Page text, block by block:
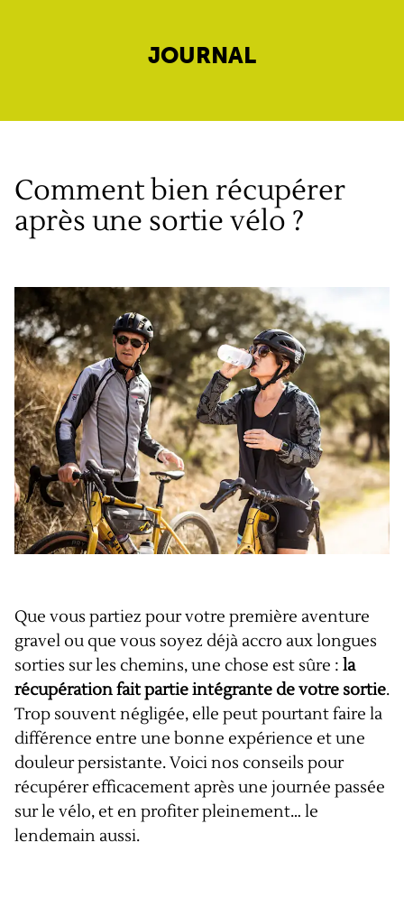
JOURNAL
Comment bien récupérer
après une sortie vélo ?
Que vous partiez pour votre première aventure
gravel ou que vous soyez déjà accro aux longues
sorties sur les chemins, une chose est sûre : la
récupération fait partie intégrante de votre sortie.
Trop souvent négligée, elle peut pourtant faire la
différence entre une bonne expérience et une
douleur persistante. Voici nos conseils pour
récupérer efficacement après une journée passée
sur le vélo, et en profiter pleinement… le
lendemain aussi.